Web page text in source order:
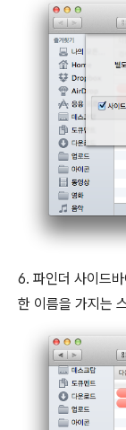
6. 파인더 사이드
한 이름을 가지는